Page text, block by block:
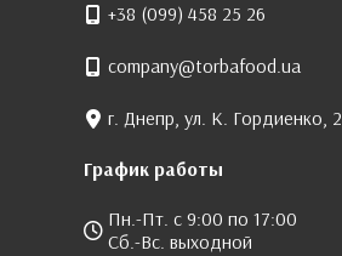
+38 (099) 458 25 26
company@torbafood.ua
г. Днепр, ул. К. Гордиенко, 2
График работы
Пн.-Пт. с 9:00 по 17:00
Сб.-Вс. выходной